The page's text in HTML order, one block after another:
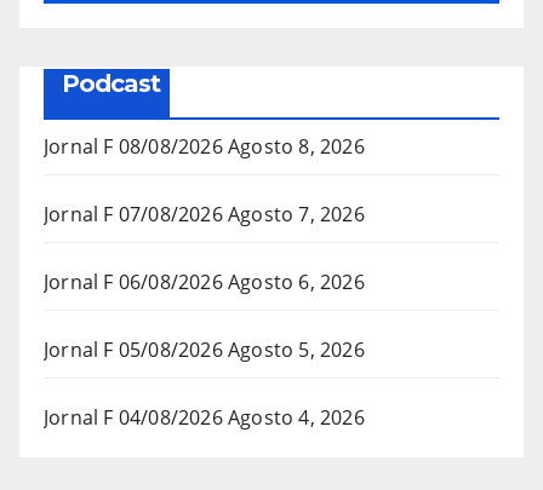
Podcast
Jornal F 08/08/2026Agosto 8, 2026
Jornal F 07/08/2026Agosto 7, 2026
Jornal F 06/08/2026Agosto 6, 2026
Jornal F 05/08/2026Agosto 5, 2026
Jornal F 04/08/2026Agosto 4, 2026